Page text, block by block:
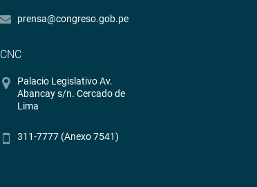
prensa@congreso.gob.pe
CNC
Palacio Legislativo Av.
Abancay s/n. Cercado de
Lima
311-7777 (Anexo 7541)